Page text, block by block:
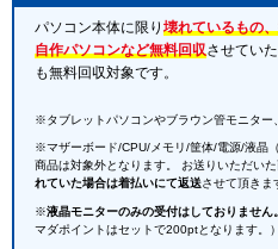
パソコン本体に限り壊れているもの
自作パソコンなど無料回収させてい
も無料回収対象です。
※タブレットパソコンやブラウン管モニター
※マザーボード/CPU/メモリ/筐体/電源/液晶
商品は対象外となります。 お送りいただい
れていた場合は着払いにて返送させて頂きま
※液晶モニターのみの受付はしておりません
マダポイントはセットで200ptとなります。）